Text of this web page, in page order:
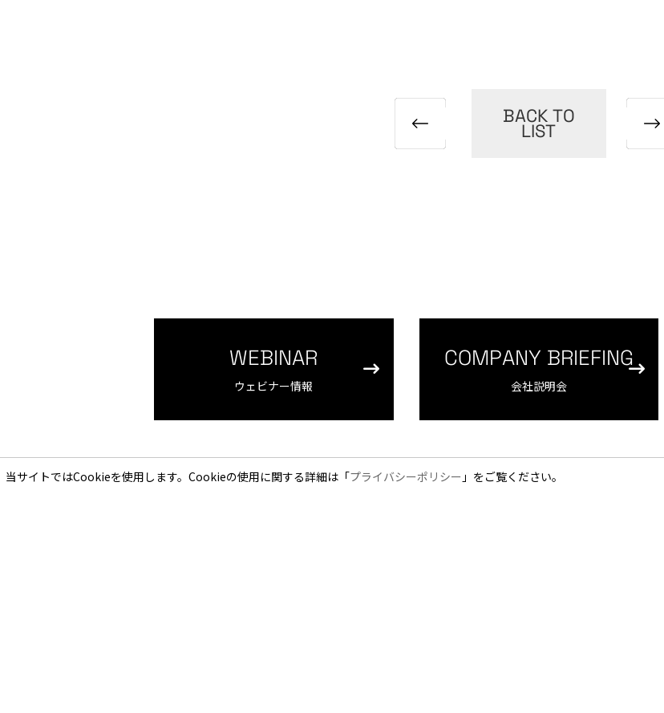
BACK TO
LIST
WEBINAR
ウェビナー情報
COMPANY BRIEFING
会社説明会
当サイトではCookieを使用します。Cookieの使用に関する詳細は「プライバシーポリシー 」をご覧ください。